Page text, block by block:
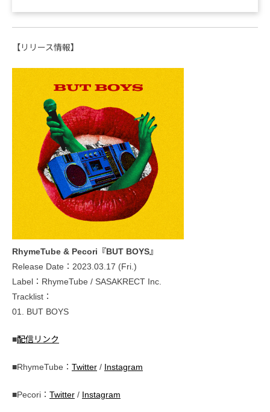
【リリース情報】
RhymeTube & Pecori『BUT BOYS』
Release Date：2023.03.17 (Fri.)
Label：RhymeTube / SASAKRECT Inc.
Tracklist：
01. BUT BOYS
■配信リンク
■RhymeTube： Twitter / Instagram
■Pecori： Twitter / Instagram